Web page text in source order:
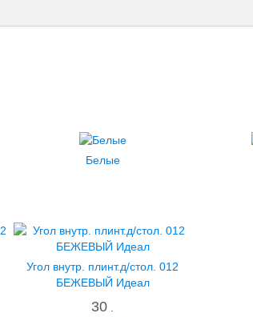
Белые
Угол внутр. плинт.д/стол. 012
БЕЖЕВЫЙ Идеал
30 .